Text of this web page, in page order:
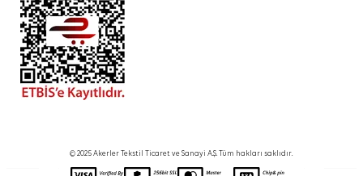
© 2025 Akerler Tekstil Ticaret ve Sanayi A.Ş. Tüm hakları saklıdır.